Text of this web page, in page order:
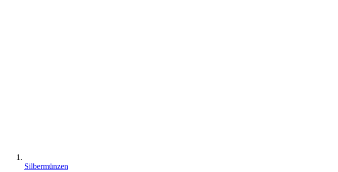
Silbermünzen